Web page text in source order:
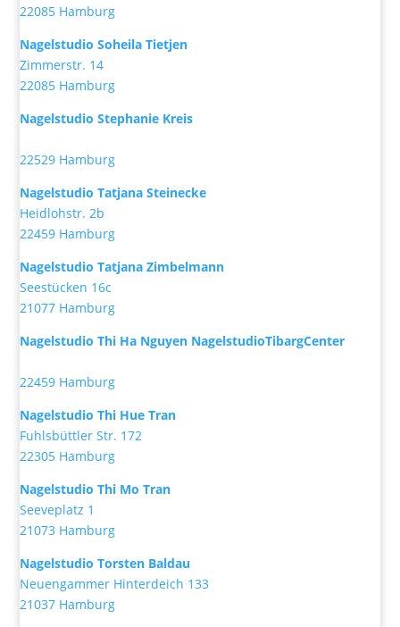
22085 Hamburg
Nagelstudio Soheila Tietjen
Zimmerstr. 14
22085 Hamburg
Nagelstudio Stephanie Kreis
22529 Hamburg
Nagelstudio Tatjana Steinecke
Heidlohstr. 2b
22459 Hamburg
Nagelstudio Tatjana Zimbelmann
Seestücken 16c
21077 Hamburg
Nagelstudio Thi Ha Nguyen NagelstudioTibargCenter
22459 Hamburg
Nagelstudio Thi Hue Tran
Fuhlsbüttler Str. 172
22305 Hamburg
Nagelstudio Thi Mo Tran
Seeveplatz 1
21073 Hamburg
Nagelstudio Torsten Baldau
Neuengammer Hinterdeich 133
21037 Hamburg